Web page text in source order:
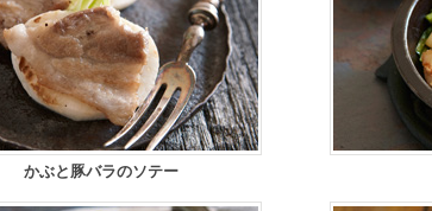
かぶと豚バラのソテー